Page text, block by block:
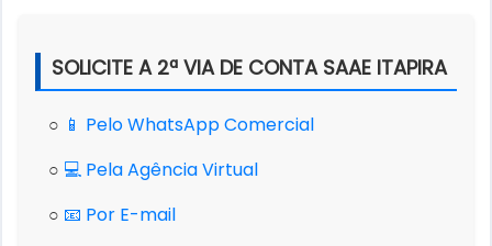
SOLICITE A 2ª VIA DE CONTA SAAE ITAPIRA
○ 📱 Pelo WhatsApp Comercial
○ 💻 Pela Agência Virtual
○ 📧 Por E-mail